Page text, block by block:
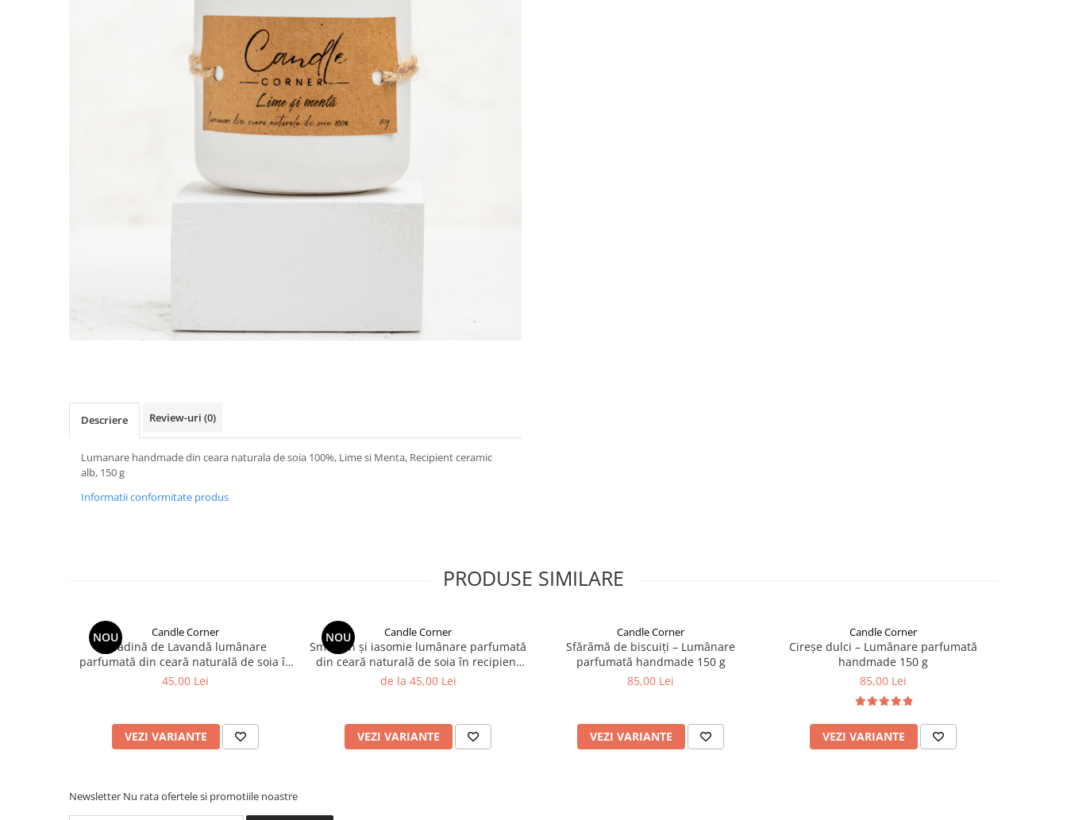
Descriere Review-uri (0)
Lumanare handmade din ceara naturala de soia 100%, Lime si Menta, Recipient ceramic
alb, 150 g
Informatii conformitate produs
PRODUSE SIMILARE
NOU Candle Corner
Grădină de Lavandă lumânare
parfumată din ceară naturală de soia în
sticlă ambră
45,00 Lei
VEZI VARIANTE
NOU Candle Corner
Smochin și iasomie lumânare parfumată
din ceară naturală de soia în recipient
sticlă ambră
de la 45,00 Lei
VEZI VARIANTE
Candle Corner
Sfărâmă de biscuiți – Lumânare
parfumată handmade 150 g
85,00 Lei
VEZI VARIANTE
Candle Corner
Cireșe dulci – Lumânare parfumată
handmade 150 g
85,00 Lei
VEZI VARIANTE
Newsletter Nu rata ofertele si promotiile noastre